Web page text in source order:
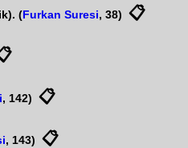
(Furkan Suresi, 38) 📋
, 142) 📋
, 143) 📋